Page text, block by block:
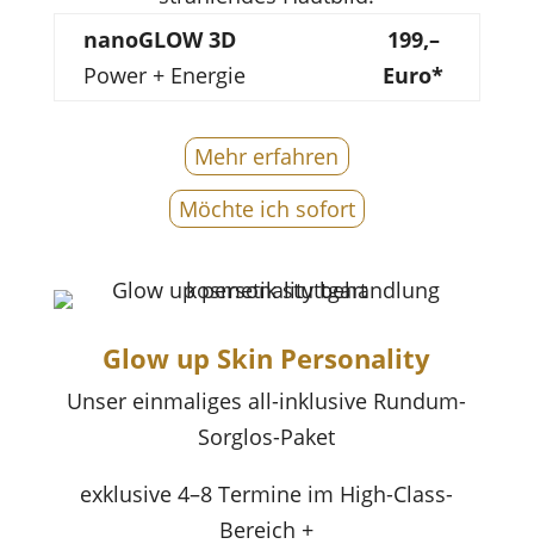
nanoGLOW 3D
Power + Energie
199,–
Euro*
Mehr erfahren
Möchte ich sofort
Glow up Skin Personality
Unser einmaliges all-inklusive Rundum-
Sorglos-Paket
exklusive 4–8 Termine im High-Class-
Bereich +